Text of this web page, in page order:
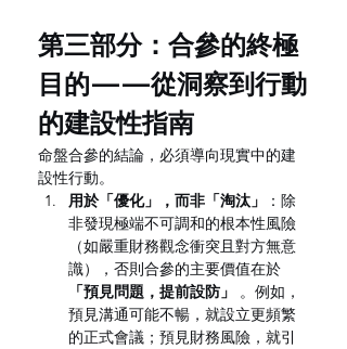
第三部分：合參的終極
目的——從洞察到行動
的建設性指南
命盤合參的結論，必須導向現實中的建
設性行動。
用於「優化」，而非「淘汰」
：除
非發現極端不可調和的根本性風險
（如嚴重財務觀念衝突且對方無意
識），否則合參的主要價值在於
「預見問題，提前設防」
。例如，
預見溝通可能不暢，就設立更頻繁
的正式會議；預見財務風險，就引